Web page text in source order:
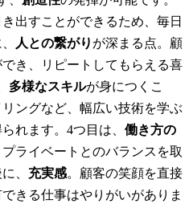
出すことができるため、毎日
人との繋がり が深まる点。顧
き、リピートしてもらえる喜
多様なスキルが身につくこ
ングなど、幅広い技術を学ぶ
れます。4つ目は、 働き方の
ライベートとのバランスを取
、 充実感。顧客の笑顔を直接
きる仕事はやりがいがありま